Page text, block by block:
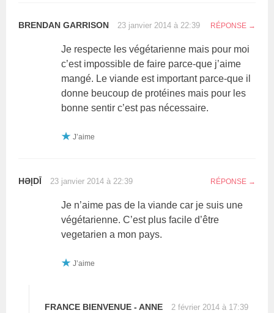
BRENDAN GARRISON 23 janvier 2014 à 22:39 RÉPONSE
Je respecte les végétarienne mais pour moi
c’est impossible de faire parce-que j’aime
mangé. Le viande est important parce-que il
donne beucoup de protéines mais pour les
bonne sentir c’est pas nécessaire.
J’aime
HƏĮDĪ 23 janvier 2014 à 22:39 RÉPONSE
Je n’aime pas de la viande car je suis une
végétarienne. C’est plus facile d’être
vegetarien a mon pays.
J’aime
FRANCE BIENVENUE - ANNE 2 février 2014 à 17:39